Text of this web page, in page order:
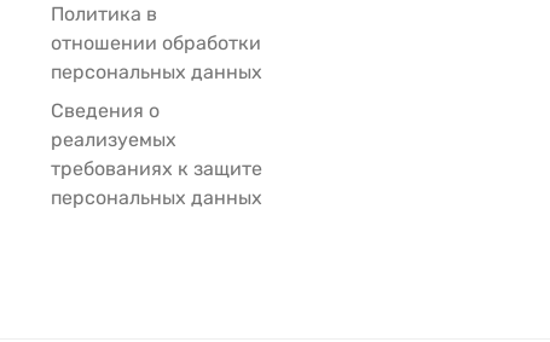
Политика в
отношении обработки
персональных данных
Сведения о
реализуемых
требованиях к защите
персональных данных